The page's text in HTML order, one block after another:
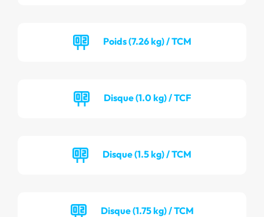
Poids (7.26 kg) / TCM
Disque (1.0 kg) / TCF
Disque (1.5 kg) / TCM
Disque (1.75 kg) / TCM